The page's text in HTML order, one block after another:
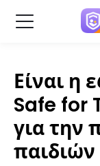
Είναι η
Safe for
για την